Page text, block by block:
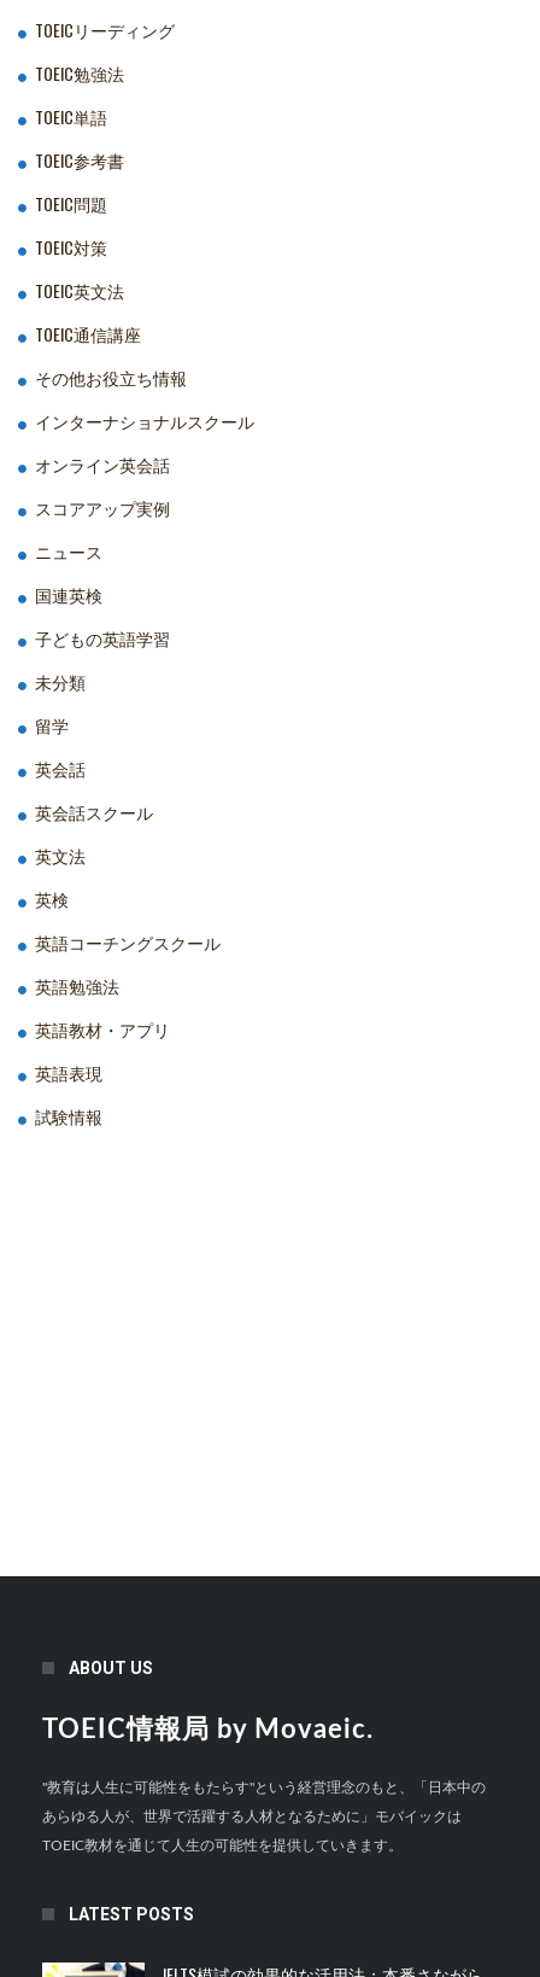
TOEICリーディング
TOEIC勉強法
TOEIC単語
TOEIC参考書
TOEIC問題
TOEIC対策
TOEIC英文法
TOEIC通信講座
その他お役立ち情報
インターナショナルスクール
オンライン英会話
スコアアップ実例
ニュース
国連英検
子どもの英語学習
未分類
留学
英会話
英会話スクール
英文法
英検
英語コーチングスクール
英語勉強法
英語教材・アプリ
英語表現
試験情報
ABOUT US
TOEIC情報局 by Movaeic.
"教育は人生に可能性をもたらす"という経営理念のもと、「日本中の
あらゆる人が、世界で活躍する人材となるために」モバイックは
TOEIC教材を通じて人生の可能性を提供していきます。
LATEST POSTS